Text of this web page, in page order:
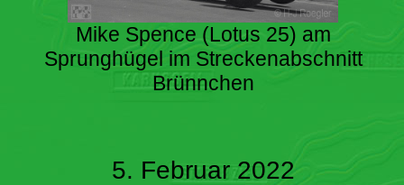
Mike Spence (Lotus 25) am
Sprunghügel im Streckenabschnitt
Brünnchen
5. Februar 2022